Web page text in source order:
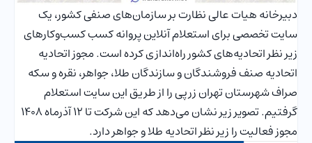
دبیرخانه هیات عالی نظارت بر سازمان‌های صنفی کشور، یک
سایت تخصصی برای استعلام آنلاین پروانه کسب کسب‌وکارهای
زیر نظر اتحادیه‌های کشور راه‌اندازی کرده است. مجوز اتحادیه
اتحادیه صنف فروشندگان و سازندگان طلا، جواهر، نقره و سکه
صراف شهرستان تهران زرپی را از طریق این سایت استعلام
گرفتیم. تصویر زیر نشان می‌دهد که این شرکت تا 12 آذرماه 1408
مجوز فعالیت را زیر نظر اتحادیه طلا و جواهر دارد.